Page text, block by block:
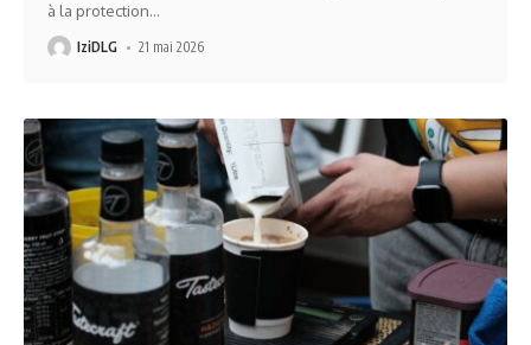
à la protection…
IziDLG 21 mai 2026